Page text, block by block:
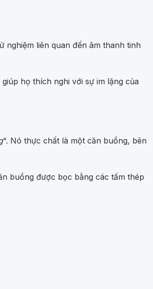
nghiệm liên quan đến âm thanh tinh
họ thích nghi với sự im lặng của
“. Nó thực chất là một căn buồng, bên
buồng được bọc bằng các tấm thép